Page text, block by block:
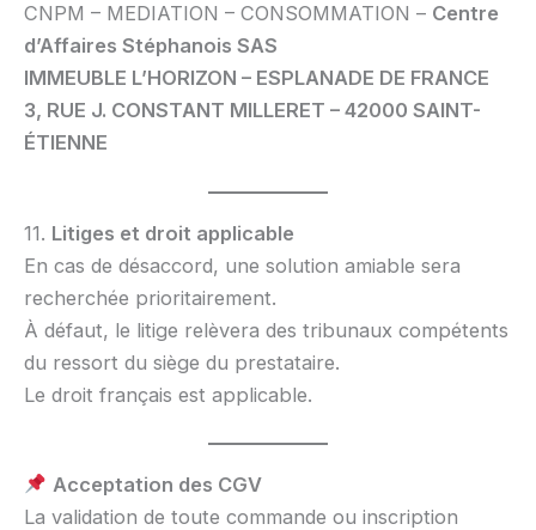
CNPM – MEDIATION – CONSOMMATION – Centre
d’Affaires Stéphanois SAS
IMMEUBLE L’HORIZON – ESPLANADE DE FRANCE
3, RUE J. CONSTANT MILLERET – 42000 SAINT-
ÉTIENNE
11. Litiges et droit applicable
En cas de désaccord, une solution amiable sera
recherchée prioritairement.
À défaut, le litige relèvera des tribunaux compétents
du ressort du siège du prestataire.
Le droit français est applicable.
Acceptation des CGV
La validation de toute commande ou inscription